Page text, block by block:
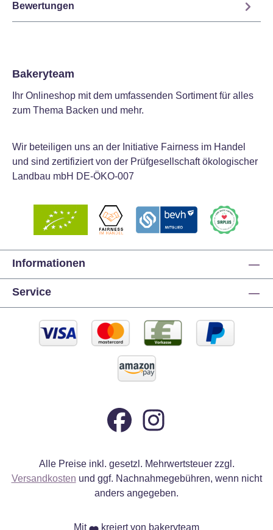
Bewertungen
Bakeryteam
Ihr Onlineshop mit dem umfassenden Sortiment für alles
zum Thema Backen und mehr.
Wir beteiligen uns an der Initiative Fairness im Handel
und sind zertifiziert von der Prüfgesellschaft ökologischer
Landbau mbH DE-ÖKO-007
Informationen
Service
Alle Preise inkl. gesetzl. Mehrwertsteuer zzgl.
Versandkosten und ggf. Nachnahmegebühren, wenn nicht
anders angegeben.
Mit kreiert von bakeryteam